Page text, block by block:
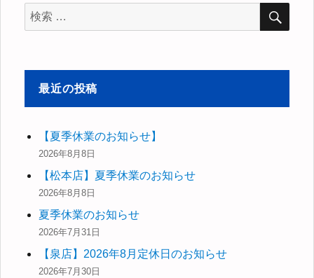
検
索
象:
検
最近の投稿
【夏季休業のお知らせ】
2026年8月8日
【松本店】夏季休業のお知らせ
2026年8月8日
夏季休業のお知らせ
2026年7月31日
【泉店】2026年8月定休日のお知らせ
2026年7月30日